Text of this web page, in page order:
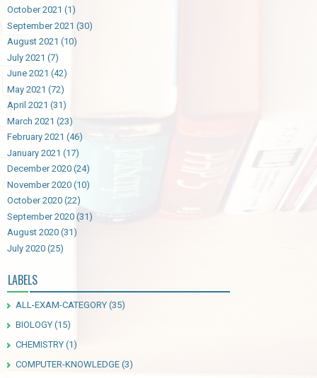
October 2021 (1)
September 2021 (30)
August 2021 (10)
July 2021 (7)
June 2021 (42)
May 2021 (72)
April 2021 (31)
March 2021 (23)
February 2021 (46)
January 2021 (17)
December 2020 (24)
November 2020 (10)
October 2020 (22)
September 2020 (31)
August 2020 (31)
July 2020 (25)
LABELS
ALL-EXAM-CATEGORY (35)
BIOLOGY (15)
CHEMISTRY (1)
COMPUTER-KNOWLEDGE (3)